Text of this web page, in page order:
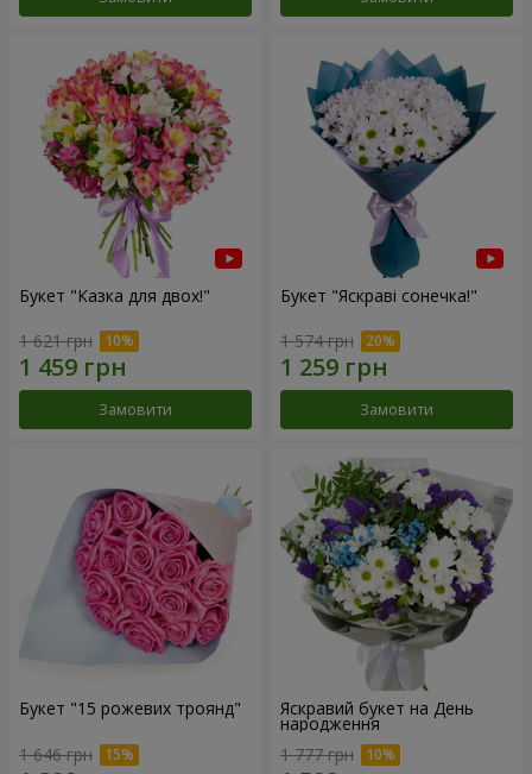
Букет "Казка для двох!"
1 621 грн
Замовити
Букет "Яскраві сонечка!"
1 574 грн
Замовити
Букет "15 рожевих троянд"
1 646 грн
Яскравий букет на День
народження
1 777 грн